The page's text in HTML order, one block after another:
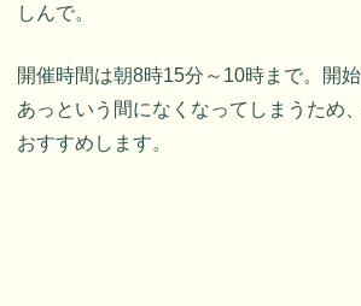
しんで。
開催時間は朝8時15分～10時まで。開
あっという間になくなってしまうため
おすすめします。